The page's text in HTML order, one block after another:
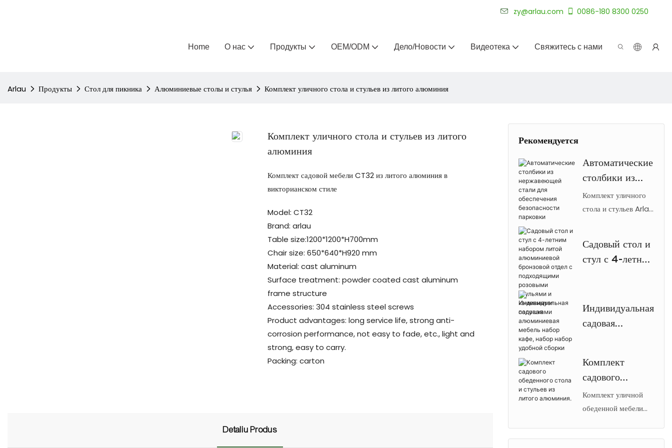
zy@arlau.com 0086-180 8300 0250
Home О нас Продукты OEM/ODM Дело/Новости Видеотека Свяжитесь с нами
Arlau Продукты Стол для пикника Алюминиевые столы и стулья Комплект уличного стола и стульев из литого алюминия
Комплект уличного стола и стульев из литого
алюминия
Комплект садовой мебели CT32 из литого алюминия в
викторианском стиле
Model: CT32
Brand: arlau
Table size:1200*1200*H700mm
Chair size: 650*640*H920 mm
Material: cast aluminum
Surface treatment: powder coated cast aluminum
frame structure
Accessories: 304 stainless steel screws
Product advantages: long service life, strong anti-
corrosion performance, not easy to fade, etc., light and
strong, easy to carry.
Packing: carton
Detaliu Produs
Рекомендуется
Автоматические
столбики из
нержавеющей
стали для
парковки
Комплект уличного
стола и стульев Arlau
каркасом с
порошковым
дизайном,
отверстием для зонта
и легкой
устойчивой к
Садовый стол и
стул с 4-летним
бронзовой отдел
каменными
подушками
Индивидуальная
садовая
кафе, набор
набор удобной
сборки
Комплект
садового
обеденного
стола и стульев
алюминия.
Комплект уличной
обеденной мебели